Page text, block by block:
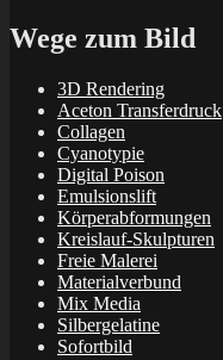
Wege zum Bild
3D Rendering
Aceton Transferdruck
Collagen
Cyanotypie
Digital Poison
Emulsionslift
Körperabformungen
Kreislauf-Skulpturen
Freie Malerei
Materialverbund
Mix Media
Silbergelatine
Sofortbild